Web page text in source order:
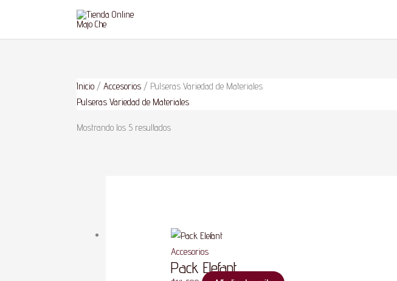
contenido
Inicio / Accesorios / Pulseras Variedad de Materiales
Pulseras Variedad de Materiales
Mostrando los 5 resultados
Ordenado
por
Accesorios
Pack Elefant